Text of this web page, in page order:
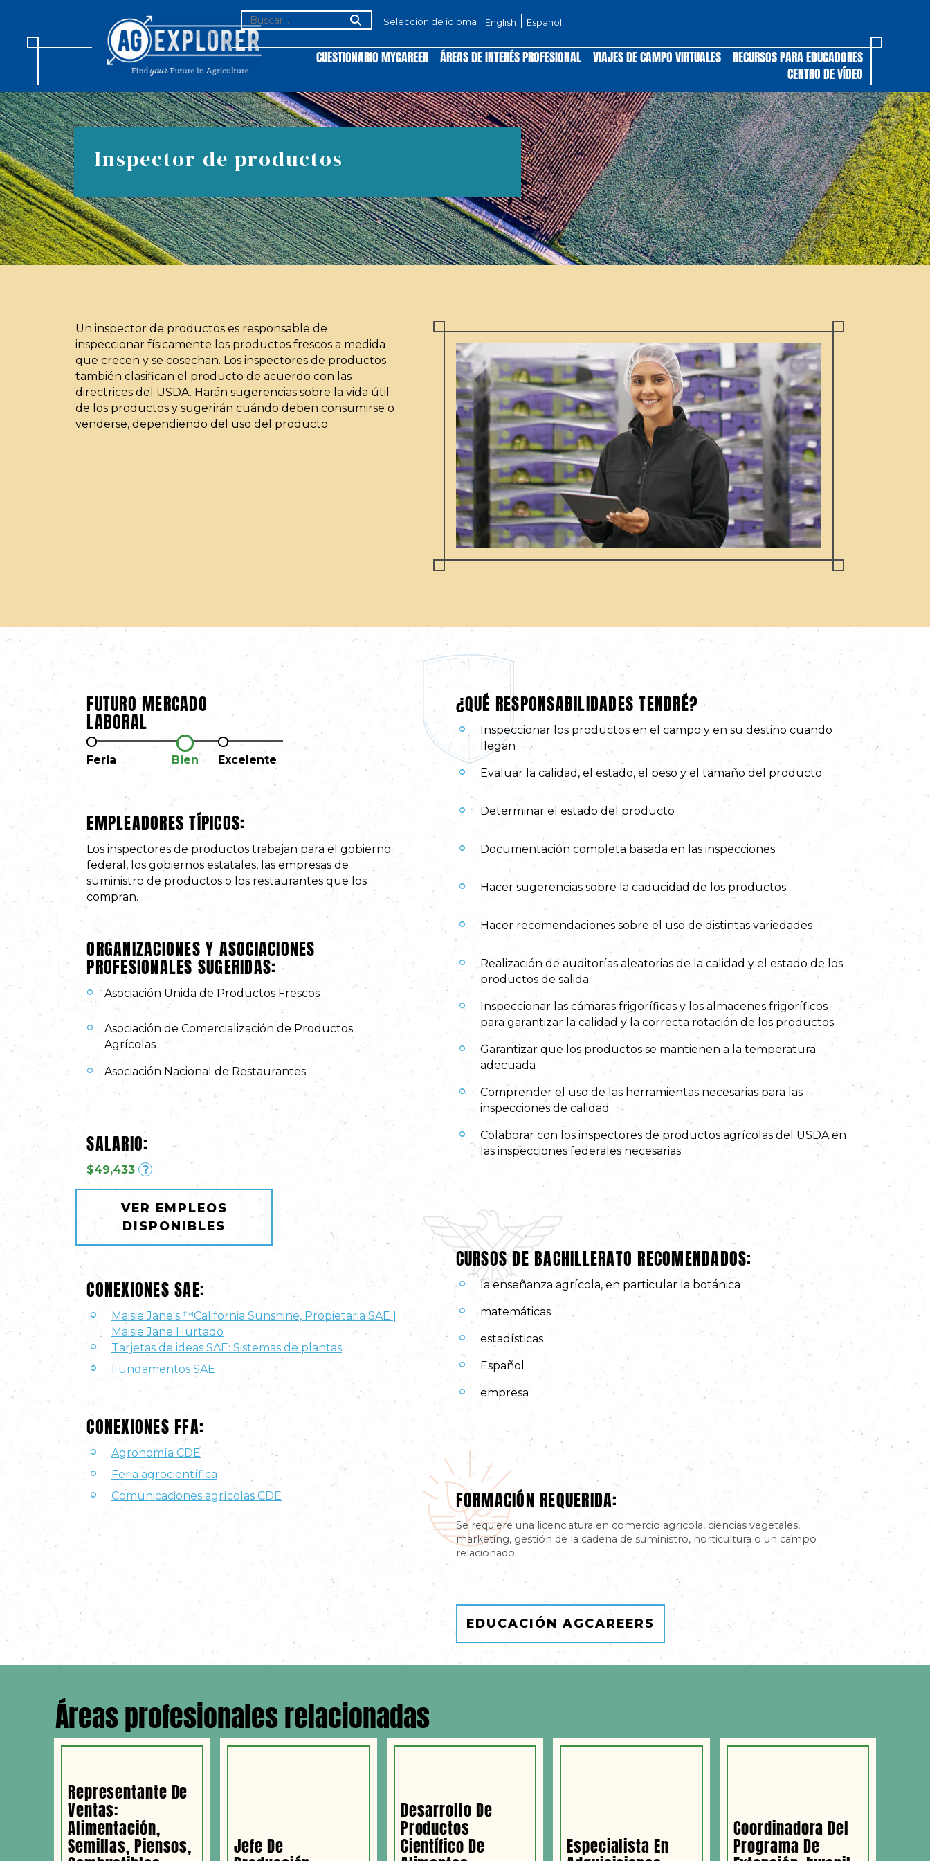
BUSCAR: Selección de idioma : English Espanol
CUESTIONARIO MYCAREER ÁREAS DE INTERÉS PROFESIONAL VIAJES DE CAMPO VIRTUALES RECURSOS PARA EDUCADORES
CENTRO DE VÍDEO
Inspector de productos
Un inspector de productos es responsable de
inspeccionar físicamente los productos frescos a medida
que crecen y se cosechan. Los inspectores de productos
también clasifican el producto de acuerdo con las
directrices del USDA. Harán sugerencias sobre la vida útil
de los productos y sugerirán cuándo deben consumirse o
venderse, dependiendo del uso del producto.
FUTURO MERCADO
LABORAL
Feria Bien Excelente
EMPLEADORES TÍPICOS:
Los inspectores de productos trabajan para el gobierno
federal, los gobiernos estatales, las empresas de
suministro de productos o los restaurantes que los
compran.
ORGANIZACIONES Y ASOCIACIONES
PROFESIONALES SUGERIDAS:
Asociación Unida de Productos Frescos
Asociación de Comercialización de Productos
Agrícolas
Asociación Nacional de Restaurantes
SALARIO:
$49,433 ?
VER EMPLEOS
DISPONIBLES
CONEXIONES SAE:
Maisie Jane's ™California Sunshine, Propietaria SAE |
Maisie Jane Hurtado
Tarjetas de ideas SAE: Sistemas de plantas
Fundamentos SAE
CONEXIONES FFA:
Agronomía CDE
Feria agrocientífica
Comunicaciones agrícolas CDE
¿QUÉ RESPONSABILIDADES TENDRÉ?
Inspeccionar los productos en el campo y en su destino cuando
llegan
Evaluar la calidad, el estado, el peso y el tamaño del producto
Determinar el estado del producto
Documentación completa basada en las inspecciones
Hacer sugerencias sobre la caducidad de los productos
Hacer recomendaciones sobre el uso de distintas variedades
Realización de auditorías aleatorias de la calidad y el estado de los
productos de salida
Inspeccionar las cámaras frigoríficas y los almacenes frigoríficos
para garantizar la calidad y la correcta rotación de los productos.
Garantizar que los productos se mantienen a la temperatura
adecuada
Comprender el uso de las herramientas necesarias para las
inspecciones de calidad
Colaborar con los inspectores de productos agrícolas del USDA en
las inspecciones federales necesarias
CURSOS DE BACHILLERATO RECOMENDADOS:
la enseñanza agrícola, en particular la botánica
matemáticas
estadísticas
Español
empresa
FORMACIÓN REQUERIDA:
Se requiere una licenciatura en comercio agrícola, ciencias vegetales,
marketing, gestión de la cadena de suministro, horticultura o un campo
relacionado.
EDUCACIÓN AGCAREERS
Áreas profesionales relacionadas
Representante De
Ventas:
Alimentación,
Semillas, Piensos, Jefe De
Desarrollo De
Productos
Científico De Especialista En
Coordinadora Del
Programa De